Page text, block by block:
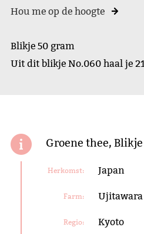
Hou me op de hoogte
Blikje 50 gram
Uit dit blikje No.060 haal je
Groene thee, Blikje
Herkomst: Japan
Farm: Ujitawara
Regio: Kyoto